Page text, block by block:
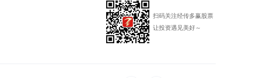
扫码关注经传多赢股票
让投资遇见美好～